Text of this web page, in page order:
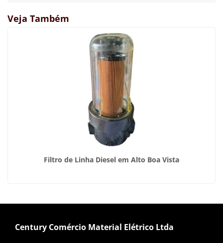
Veja Também
Filtro de Linha Diesel em Alto Boa Vista
Century Comércio Material Elétrico Ltda